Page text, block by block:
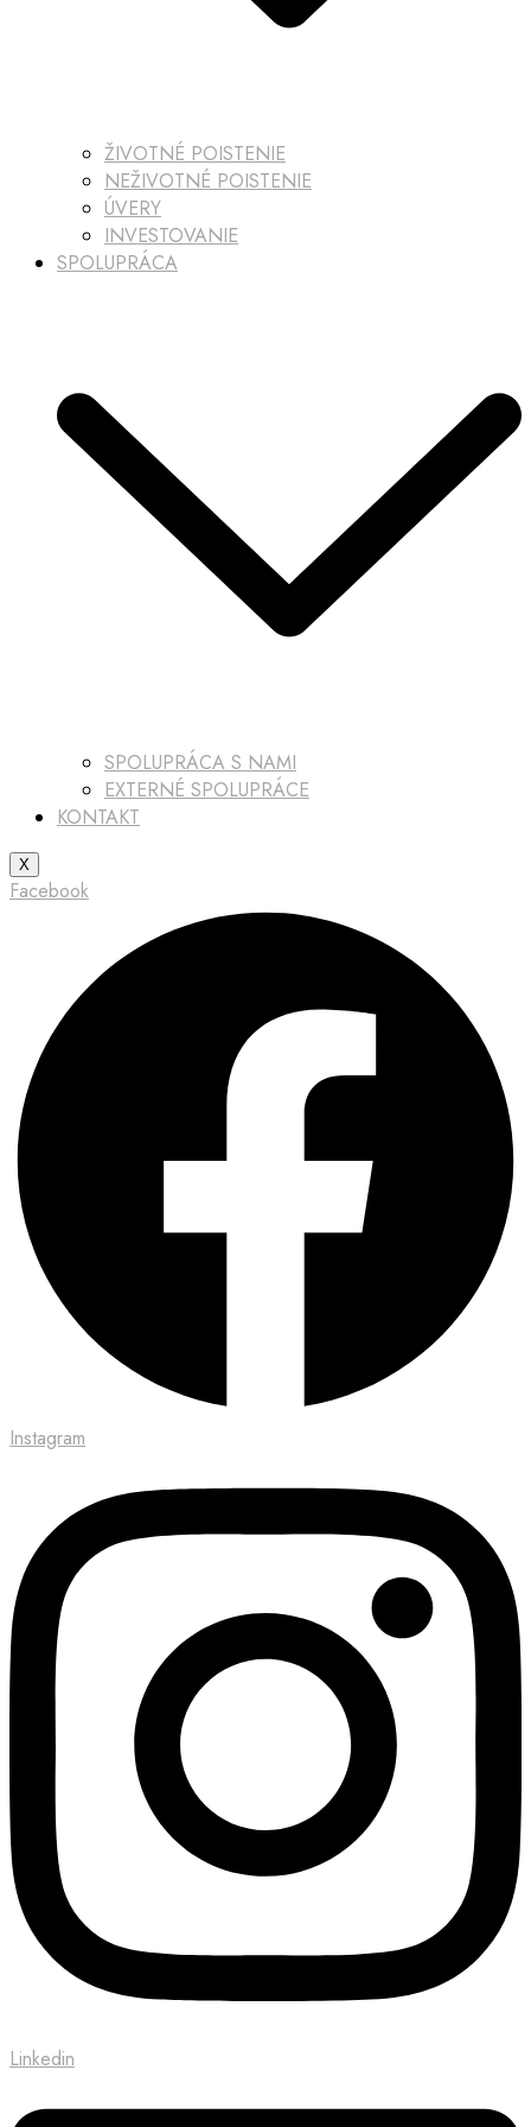
ŽIVOTNÉ POISTENIE
NEŽIVOTNÉ POISTENIE
ÚVERY
INVESTOVANIE
SPOLUPRÁCA
SPOLUPRÁCA S NAMI
EXTERNÉ SPOLUPRÁCE
KONTAKT
X
Facebook
Instagram
Linkedin